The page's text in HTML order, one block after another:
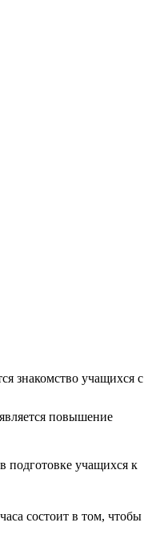
знакомство учащихся с
повышение
подготовке учащихся к
состоит в том, чтобы